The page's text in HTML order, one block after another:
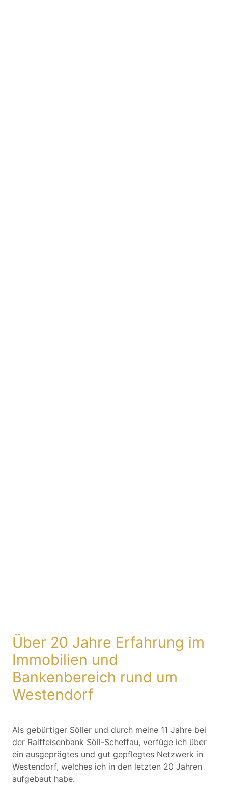
Über 20 Jahre Erfahrung im
Immobilien und
Bankenbereich rund um
Westendorf
Als gebürtiger Söller und durch meine 11 Jahre bei
der Raiffeisenbank Söll-Scheffau, verfüge ich über
ein ausgeprägtes und gut gepflegtes Netzwerk in
Westendorf, welches ich in den letzten 20 Jahren
aufgebaut habe.